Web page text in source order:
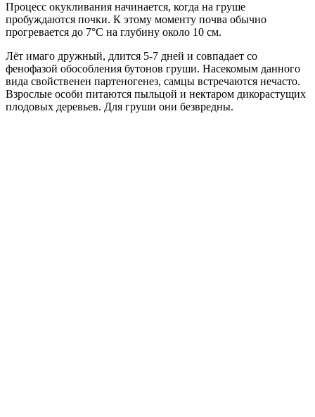
Процесс окукливания начинается, когда на груше
пробуждаются почки. К этому моменту почва обычно
прогревается до 7°C на глубину около 10 см.
Лёт имаго дружный, длится 5-7 дней и совпадает со
фенофазой обособления бутонов груши. Насекомым данного
вида свойственен партеногенез, самцы встречаются нечасто.
Взрослые особи питаются пыльцой и нектаром дикорастущих
плодовых деревьев. Для груши они безвредны.